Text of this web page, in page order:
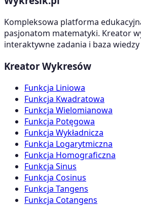
Kompleksowa platforma
pasjonatom matematyki. Kreator
interaktywne zadania i baza
Kreator Wykresów
Funkcja Liniowa
Funkcja Kwadratowa
Funkcja Wielomianowa
Funkcja Potęgowa
Funkcja Wykładnicza
Funkcja Logarytmiczna
Funkcja Homograficzna
Funkcja Sinus
Funkcja Cosinus
Funkcja Tangens
Funkcja Cotangens